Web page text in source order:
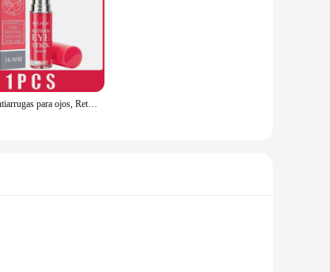
Crema antiarrugas para ojos, Retinol, elimina las bolsas de ojos, ojeras, antienvejecimiento, reafirmante, blanqueamiento, hidratante, ilumina el cuidado de la piel